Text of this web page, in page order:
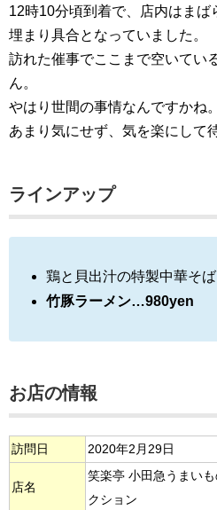
12時10分頃到着で、店内はま
埋まり具合となっていました。
訪れた催事でここまで空いてい
ん。
やはり世間の事情なんですかね。
あまり気にせず、気を楽にして
ラインアップ
鶏と貝出汁の特製中華そ
竹豚ラーメン…980yen
お店の情報
訪問日 2020年2月29日
店名
笑楽亭 小田急うまい
クション